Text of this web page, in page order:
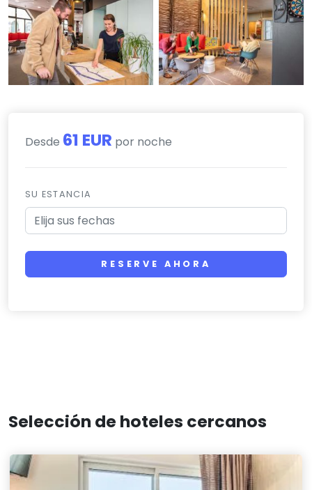
Desde 61 EUR por noche
SU ESTANCIA
RESERVE AHORA
Selección de hoteles cercanos